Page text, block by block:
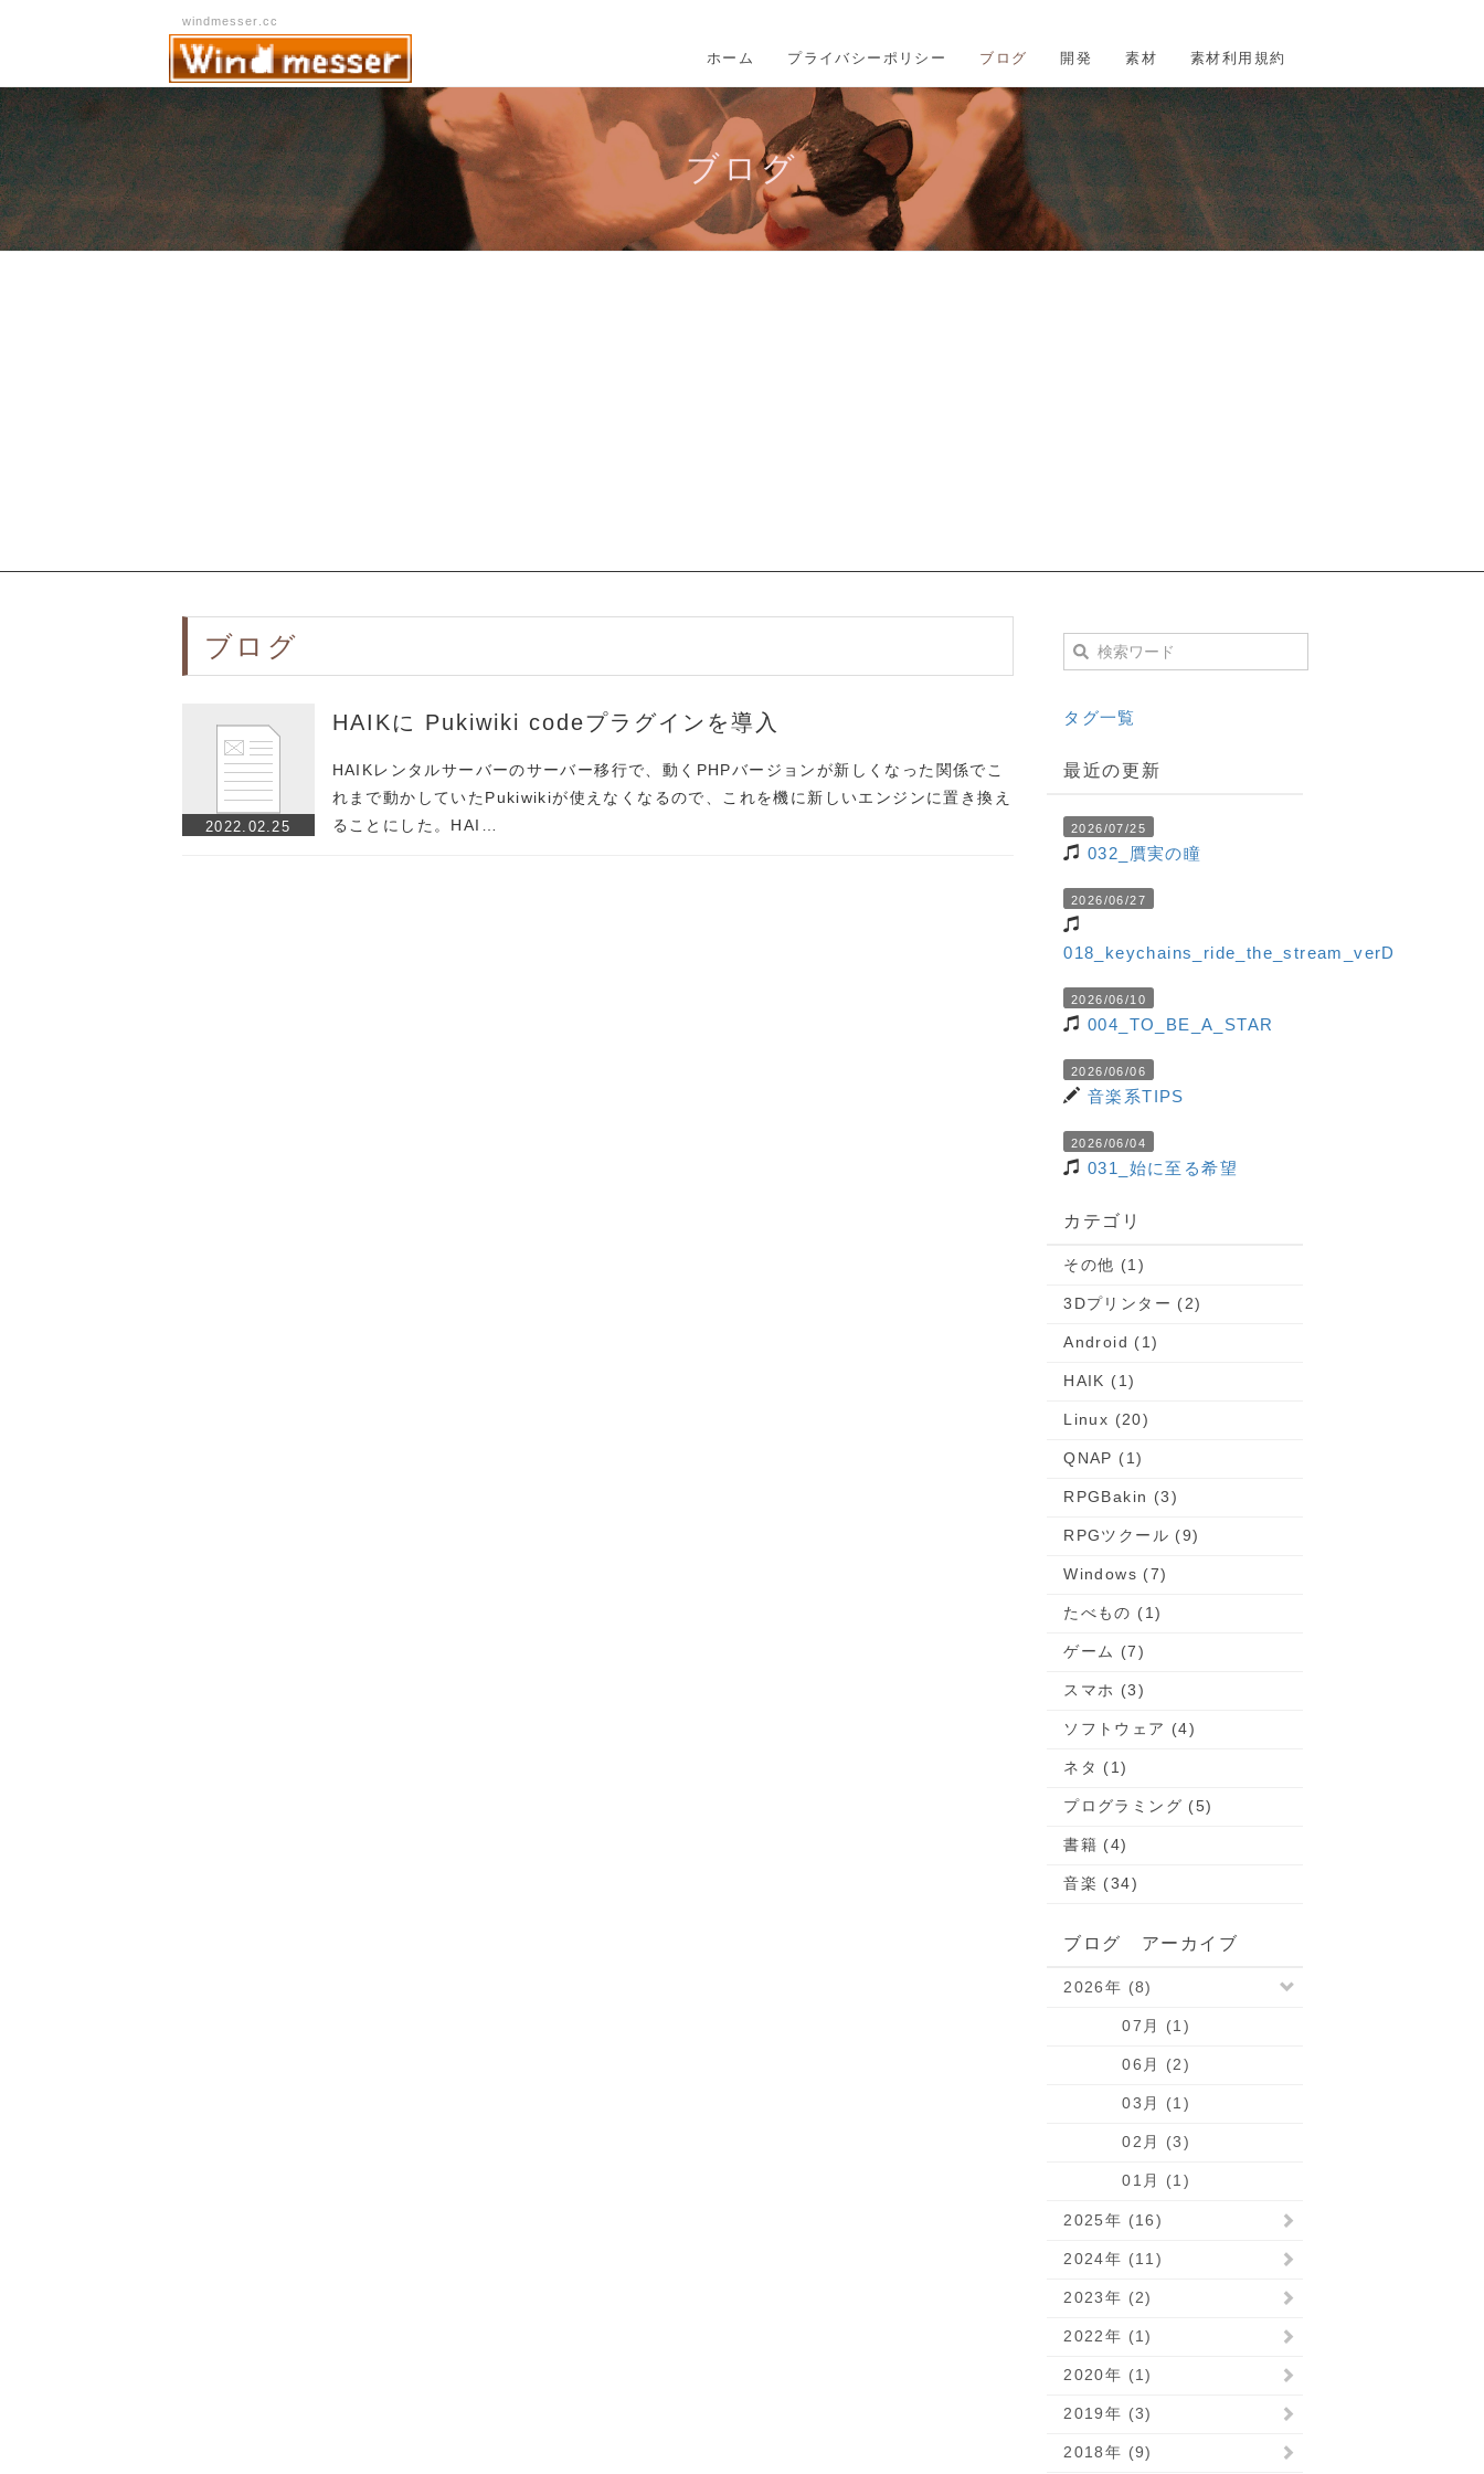
windmesser.cc
ホーム プライバシーポリシー ブログ 開発 素材 素材利用規約
ブログ
ブログ
2022.02.25
HAIKに Pukiwiki codeプラグインを導入
HAIKレンタルサーバーのサーバー移行で、動くPHPバージョンが新しくなった関係でこ
れまで動かしていたPukiwikiが使えなくなるので、これを機に新しいエンジンに置き換え
ることにした。HAI…
タグ一覧
最近の更新
2026/07/25
032_贋実の瞳
2026/06/27
018_keychains_ride_the_stream_verD
2026/06/10
004_TO_BE_A_STAR
2026/06/06
音楽系TIPS
2026/06/04
031_始に至る希望
カテゴリ
その他 (1)
3Dプリンター (2)
Android (1)
HAIK (1)
Linux (20)
QNAP (1)
RPGBakin (3)
RPGツクール (9)
Windows (7)
たべもの (1)
ゲーム (7)
スマホ (3)
ソフトウェア (4)
ネタ (1)
プログラミング (5)
書籍 (4)
音楽 (34)
ブログ アーカイブ
2026年 (8)
07月 (1)
06月 (2)
03月 (1)
02月 (3)
01月 (1)
2025年 (16)
2024年 (11)
2023年 (2)
2022年 (1)
2020年 (1)
2019年 (3)
2018年 (9)